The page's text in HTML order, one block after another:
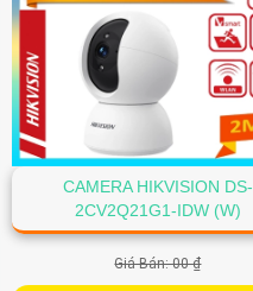
CAMERA HIKVISION DS-
2CV2Q21G1-IDW (W)
Giá Bán: 00 ₫